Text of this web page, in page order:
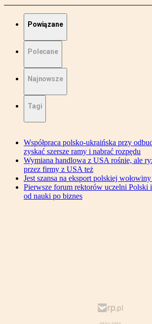
Powiązane
Polecane
Najnowsze
Tagi
Współpraca polsko-ukraińska przy
zyskać szersze ramy i nabrać rozpędu
Wymiana handlowa z USA rośnie, ale
przez firmy z USA też
Jest szansa na eksport polskiej
Pierwsze forum rektorów uczelni Polski
od nauki po biznes